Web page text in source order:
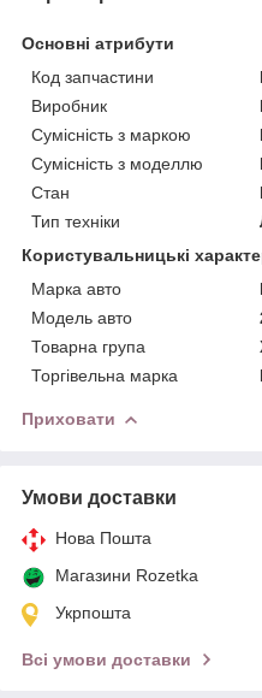
Основні атрибути
Код запчастини
Виробник
Сумісність з маркою
Сумісність з моделлю
Стан
Тип техніки
Користувальницькі
Марка авто
Модель авто
Товарна група
Торгівельна марка
Приховати
Умови доставки
Нова Пошта
Магазини Rozetka
Укрпошта
Всі умови доставки